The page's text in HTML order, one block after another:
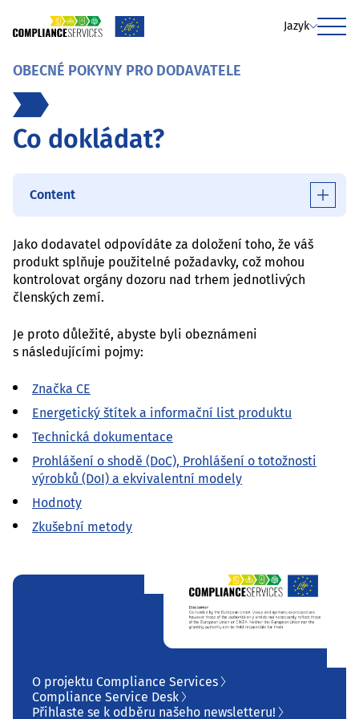
Jazyk
Menu
OBECNÉ POKYNY PRO DODAVATELE
Co dokládat?
Content
Jako dodavatel odpovídáte za doložení toho, že váš
produkt splňuje použitelné požadavky, což mohou
kontrolovat orgány dozoru nad trhem jednotlivých
členských zemí.
Je proto důležité, abyste byli obeznámeni
s následujícími pojmy:
Značka CE
Energetický štítek a informační list produktu
Technická dokumentace
Prohlášení o shodě (DoC), Prohlášení o totožnosti
výrobků (DoI) a ekvivalentní modely
Hodnoty
Zkušební metody
O projektu Compliance Services
Compliance Service Desk
Přihlaste se k odběru našeho newsletteru!